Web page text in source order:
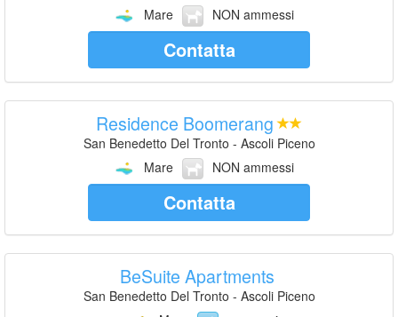
Mare
NON ammessi
Contatta
Residence Boomerang
San Benedetto Del Tronto - Ascoli Piceno
Mare
NON ammessi
Contatta
BeSuite Apartments
San Benedetto Del Tronto - Ascoli Piceno